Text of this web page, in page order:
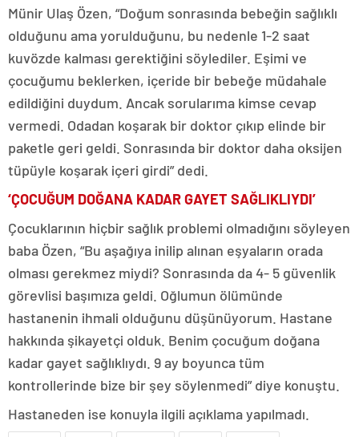
Münir Ulaş Özen, “Doğum sonrasında bebeğin sağlıklı
olduğunu ama yorulduğunu, bu nedenle 1-2 saat
kuvözde kalması gerektiğini söylediler. Eşimi ve
çocuğumu beklerken, içeride bir bebeğe müdahale
edildiğini duydum. Ancak sorularıma kimse cevap
vermedi. Odadan koşarak bir doktor çıkıp elinde bir
paketle geri geldi. Sonrasında bir doktor daha oksijen
tüpüyle koşarak içeri girdi” dedi.
‘ÇOCUĞUM DOĞANA KADAR GAYET SAĞLIKLIYDI’
Çocuklarının hiçbir sağlık problemi olmadığını söyleyen
baba Özen, “Bu aşağıya inilip alınan eşyaların orada
olması gerekmez miydi? Sonrasında da 4- 5 güvenlik
görevlisi başımıza geldi. Oğlumun ölümünde
hastanenin ihmali olduğunu düşünüyorum. Hastane
hakkında şikayetçi olduk. Benim çocuğum doğana
kadar gayet sağlıklıydı. 9 ay boyunca tüm
kontrollerinde bize bir şey söylenmedi” diye konuştu.
Hastaneden ise konuyla ilgili açıklama yapılmadı.